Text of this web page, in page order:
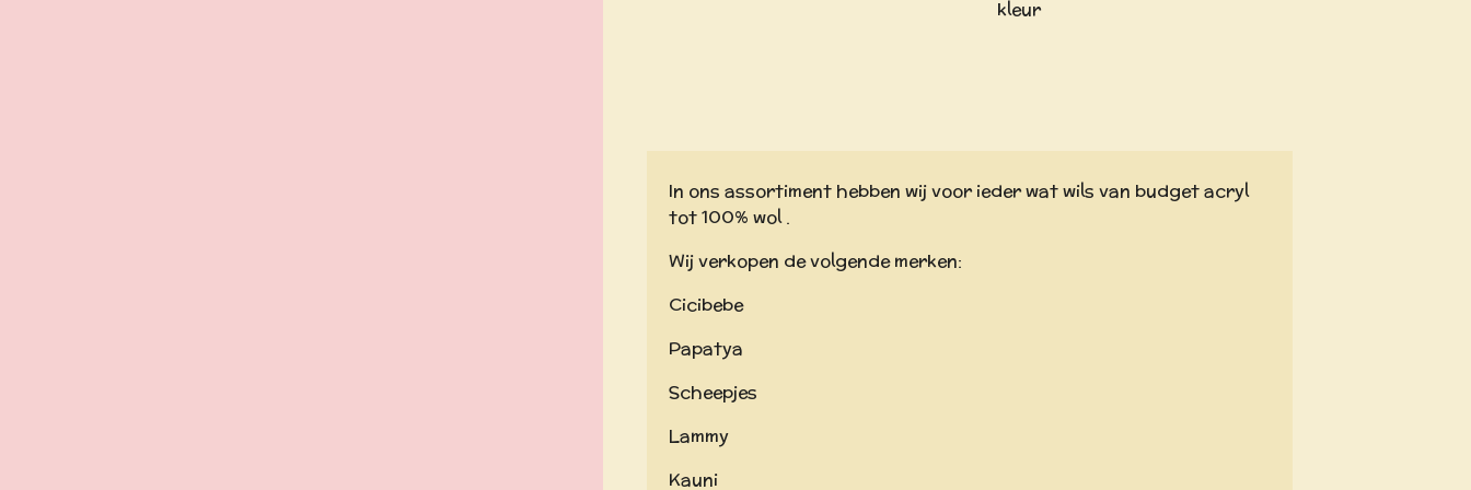
kleur
In ons assortiment hebben wij voor ieder wat wils van budget acryl
tot 100% wol .
Wij verkopen de volgende merken:
Cicibebe
Papatya
Scheepjes
Lammy
Kauni